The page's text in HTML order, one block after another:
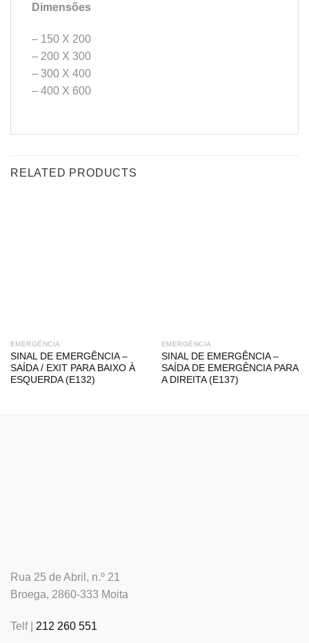
Dimensões
– 150 X 200
– 200 X 300
– 300 X 400
– 400 X 600
RELATED PRODUCTS
EMERGÊNCIA
SINAL DE EMERGÊNCIA –
SAÍDA / EXIT PARA BAIXO À
ESQUERDA (E132)
EMERGÊNCIA
SINAL DE EMERGÊNCIA –
SAÍDA DE EMERGÊNCIA PARA
A DIREITA (E137)
Rua 25 de Abril, n.º 21
Broega, 2860-333 Moita
Telf | 212 260 551